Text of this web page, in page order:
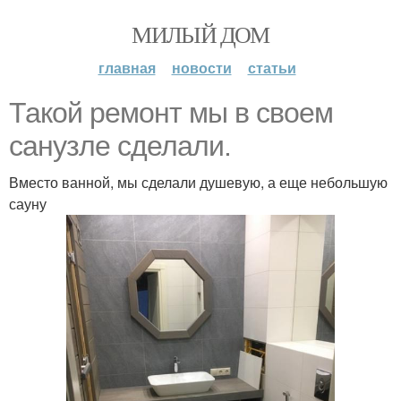
МИЛЫЙ ДОМ
главная новости статьи
Такой ремонт мы в своем
санузле сделали.
Вместо ванной, мы сделали душевую, а еще небольшую
сауну